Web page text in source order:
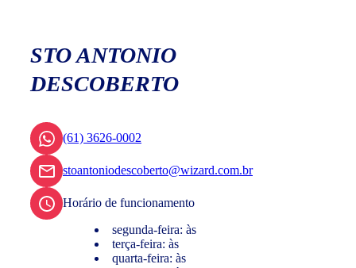
STO ANTONIO
DESCOBERTO
(61) 3626-0002
stoantoniodescoberto@wizard.com.br
Horário de funcionamento
segunda-feira: às
terça-feira: às
quarta-feira: às